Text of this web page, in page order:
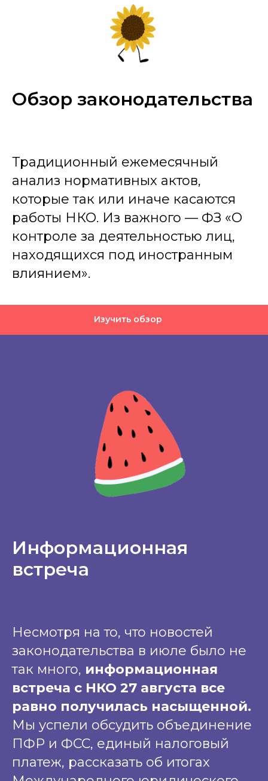
Обзор законодательства
Традиционный ежемесячный
анализ нормативных актов,
которые так или иначе касаются
работы НКО. Из важного — ФЗ «О
контроле за деятельностью лиц,
находящихся под иностранным
влиянием».
Изучить обзор
Информационная
встреча
Несмотря на то, что новостей
законодательства в июле было не
так много, информационная
встреча с НКО 27 августа все
равно получилась насыщенной.
Мы успели обсудить объединение
ПФР и ФСС, единый налоговый
платеж, рассказать об итогах